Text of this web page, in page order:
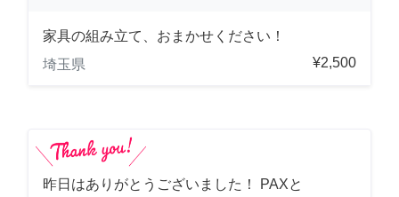
家具の組み立て、おまかせください！
埼玉県
¥2,500
昨日はありがとうございました！ PAXと